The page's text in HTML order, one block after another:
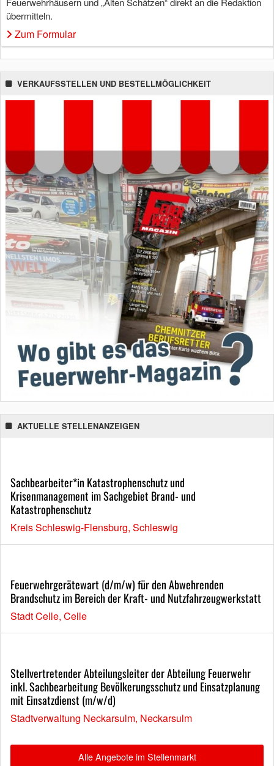
übermitteln.
Zum Formular
VERKAUFSSTELLEN UND BESTELLMÖGLICHKEIT
AKTUELLE STELLENANZEIGEN
Sachbearbeiter*in Katastrophenschutz und
Krisenmanagement im Sachgebiet Brand- und
Katastrophenschutz
Kreis Schleswig-Flensburg, Schleswig
Feuerwehrgerätewart (d/m/w) für den Abwehrenden
Brandschutz im Bereich der Kraft- und Nutzfahrzeugwerkstatt
Stadt Celle, Celle
Stellvertretender Abteilungsleiter der Abteilung Feuerwehr
inkl. Sachbearbeitung Bevölkerungsschutz und Einsatzplanung
mit Einsatzdienst (m/w/d)
Stadtverwaltung Neckarsulm, Neckarsulm
Alle Angebote im Stellenmarkt